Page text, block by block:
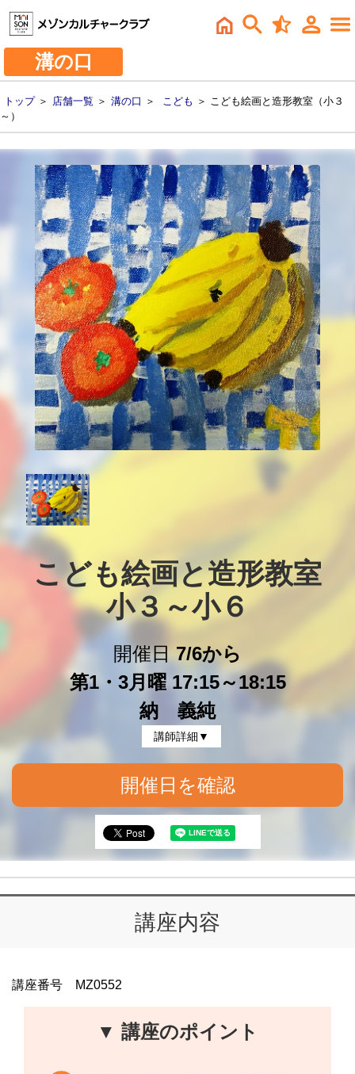
溝の口
トップ＞ 店舗一覧 ＞ 溝の口 ＞ こども ＞ こども絵画と造形教室（小３
～）
こども絵画と造形教室
小３～小６
開催日7/6から
第1・3月曜 17:15～18:15
納 義純
講師詳細▼
開催日を確認
講座内容
講座番号 MZ0552
▼ 講座のポイント